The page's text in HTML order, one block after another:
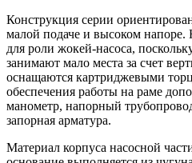
Конструкция серии
малой подаче и высоком
для роли жокей-насоса,
занимают мало места за счет
оснащаются картриджевыми
обеспечения работы на раме
манометр, напорный
запорная арматура.
Материал корпуса насосной